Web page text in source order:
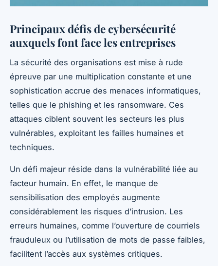
Principaux défis de cybersécurité
auxquels font face les entreprises
La sécurité des organisations est mise à rude
épreuve par une multiplication constante et une
sophistication accrue des menaces informatiques,
telles que le phishing et les ransomware. Ces
attaques ciblent souvent les secteurs les plus
vulnérables, exploitant les failles humaines et
techniques.
Un défi majeur réside dans la vulnérabilité liée au
facteur humain. En effet, le manque de
sensibilisation des employés augmente
considérablement les risques d’intrusion. Les
erreurs humaines, comme l’ouverture de courriels
frauduleux ou l’utilisation de mots de passe faibles,
facilitent l’accès aux systèmes critiques.